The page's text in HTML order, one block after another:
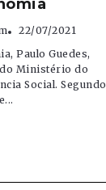
22/07/2021
Paulo Guedes,
Ministério do
Social. Segundo